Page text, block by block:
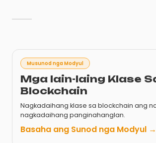
Musunod nga Modyul
Mga lain-laing Klase
Blockchain
Nagkadaihang klase sa blockchain ang
nagkadaihang panginahanglan.
Basaha ang Sunod nga Modyul →